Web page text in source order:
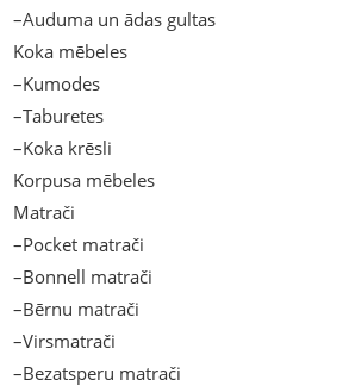
–Auduma un ādas gultas
Koka mēbeles
–Kumodes
–Taburetes
–Koka krēsli
Korpusa mēbeles
Matrači
–Pocket matrači
–Bonnell matrači
–Bērnu matrači
–Virsmatrači
–Bezatsperu matrači